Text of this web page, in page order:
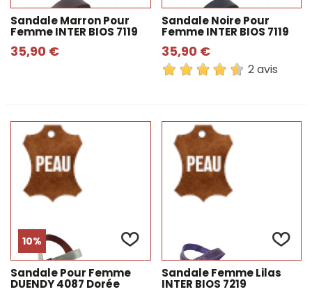
Sandale Marron Pour
Femme INTER BIOS 7119
35,90 €
Sandale Noire Pour
Femme INTER BIOS 7119
35,90 €
2 avis
10%
Sandale Pour Femme
DUENDY 4087 Dorée
Sandale Femme Lilas
INTER BIOS 7219